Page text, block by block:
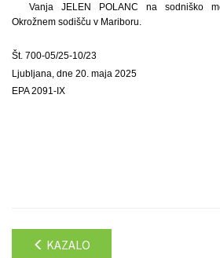
Vanja JELEN POLANC na sodniško
Okrožnem sodišču v Mariboru.
Št. 700-05/25-10/23
Ljubljana, dne 20. maja 2025
EPA 2091-IX
KAZALO